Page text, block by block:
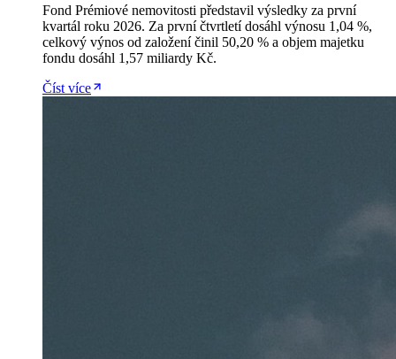
Fond Prémiové nemovitosti představil výsledky za první
kvartál roku 2026. Za první čtvrtletí dosáhl výnosu 1,04 %,
celkový výnos od založení činil 50,20 % a objem majetku
fondu dosáhl 1,57 miliardy Kč.
Číst více